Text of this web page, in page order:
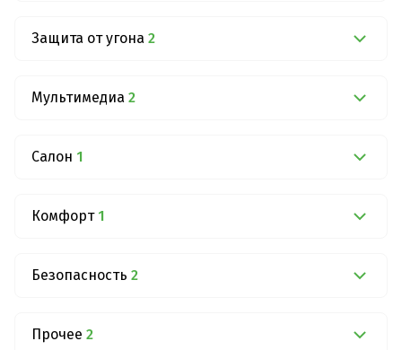
Защита от угона 2
Мультимедиа 2
Салон 1
Комфорт 1
Безопасность 2
Прочее 2